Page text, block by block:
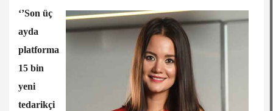
‘’Son üç
ayda
platforma
15 bin
yeni
tedarikçi